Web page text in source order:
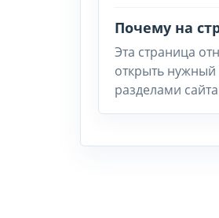
Почему на
Эта страница
открыть нужный
разделами